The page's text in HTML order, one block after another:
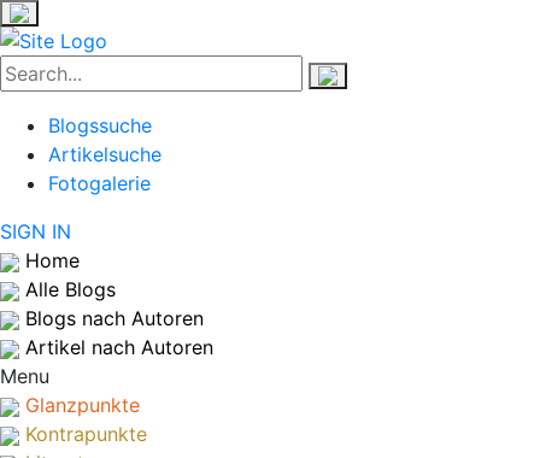
Blogssuche
Artikelsuche
Fotogalerie
SIGN IN
Home
Alle Blogs
Blogs nach Autoren
Artikel nach Autoren
Menu
Glanzpunkte
Kontrapunkte